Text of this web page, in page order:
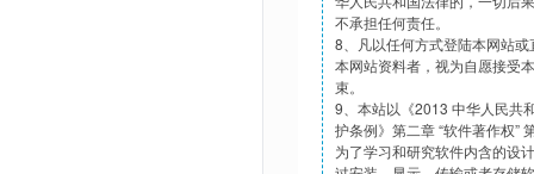
不承担任何责任。
8、凡以任何方式登陆本网站
本网站资料者，视为自愿接受
束。
9、本站以《2013 中华人民共
护条例》第二章 “软件著作权”
为了学习和研究软件内含的设